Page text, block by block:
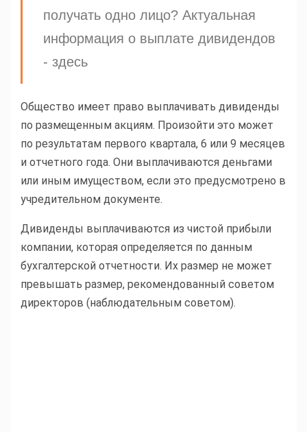
получать одно лицо? Актуальная
информация о выплате дивидендов
- здесь
Общество имеет право выплачивать дивиденды
по размещенным акциям. Произойти это может
по результатам первого квартала, 6 или 9 месяцев
и отчетного года. Они выплачиваются деньгами
или иным имуществом, если это предусмотрено в
учредительном документе.
Дивиденды выплачиваются из чистой прибыли
компании, которая определяется по данным
бухгалтерской отчетности. Их размер не может
превышать размер, рекомендованный советом
директоров (наблюдательным советом).